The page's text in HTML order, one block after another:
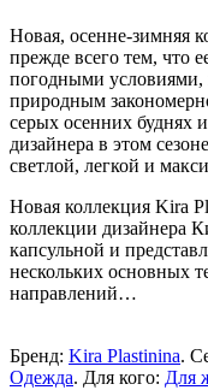
Новая, осенне-зимняя
прежде всего тем, что
погодными условиями,
природным
серых осенних буднях
дизайнера в этом
светлой, легкой и
Новая коллекция Kira
коллекции дизайнера
капсульной и
нескольких основных
направлений…
Бренд: Kira Plastinina.
Одежда. Для кого: Для